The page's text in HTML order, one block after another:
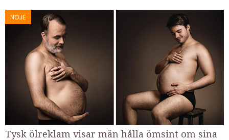
NÖJE
Tysk ölreklam visar män hålla ömsint om sina